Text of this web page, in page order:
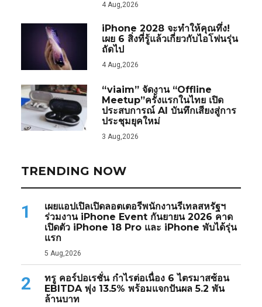
4 Aug,2026
iPhone 2028 จะทำให้คุณทึ่ง!
เผย 6 สิ่งที่รู้แล้วเกี่ยวกับไอโฟนรุ่น
ถัดไป
4 Aug,2026
“viaim” จัดงาน “Offline
Meetup”ครั้งแรกในไทย เปิด
ประสบการณ์ AI บันทึกเสียงสู่การ
ประชุมยุคใหม่
3 Aug,2026
TRENDING NOW
1
เผยแอปเปิลเปิดลอตเตอรีพนักงานรีเทลสหรัฐฯ
ร่วมงาน iPhone Event กันยายน 2026 คาด
เปิดตัว iPhone 18 Pro และ iPhone พับได้รุ่น
แรก
5 Aug,2026
2
ทรู คอร์ปอเรชั่น กำไรต่อเนื่อง 6 ไตรมาสซ้อน
EBITDA พุ่ง 13.5% พร้อมแจกปันผล 5.2 พัน
ล้านบาท